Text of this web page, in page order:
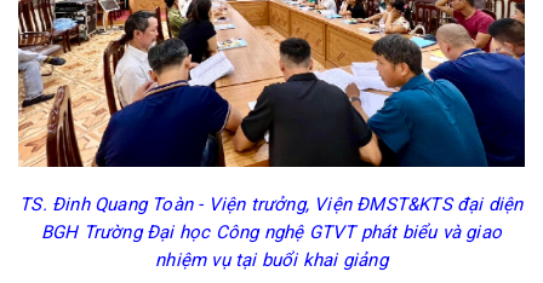
TS. Đinh Quang Toàn - Viện trưởng, Viện ĐMST&KTS đại diện
BGH Trường Đại học Công nghệ GTVT phát biểu và giao
nhiệm vụ tại buổi khai giảng